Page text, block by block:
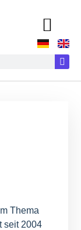
Thema
seit 2004